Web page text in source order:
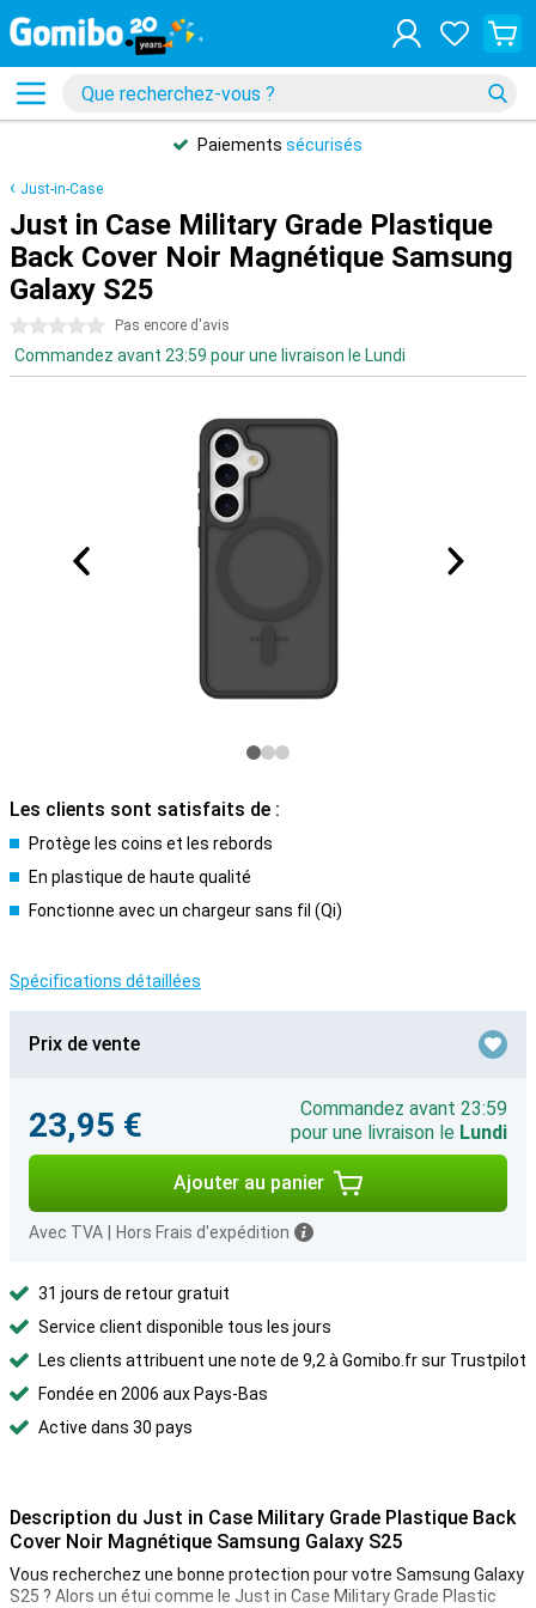
Paiements sécurisés
Just-in-Case
Just in Case Military Grade Plastique
Back Cover Noir Magnétique Samsung
Galaxy S25
0 étoiles Pas encore d'avis
Commandez avant 23:59 pour une livraison le Lundi
Les clients sont satisfaits de :
Protège les coins et les rebords
En plastique de haute qualité
Fonctionne avec un chargeur sans fil (Qi)
Spécifications détaillées
Prix de vente
23,95 €
Commandez avant 23:59
pour une livraison le Lundi
Ajouter au panier
Avec TVA Hors Frais d'expédition
31 jours de retour gratuit
Service client disponible tous les jours
Les clients attribuent une note de 9,2 à Gomibo.fr sur Trustpilot
Fondée en 2006 aux Pays-Bas
Active dans 30 pays
Description du Just in Case Military Grade Plastique Back
Cover Noir Magnétique Samsung Galaxy S25
Vous recherchez une bonne protection pour votre Samsung Galaxy
S25 ? Alors un étui comme le Just in Case Military Grade Plastic